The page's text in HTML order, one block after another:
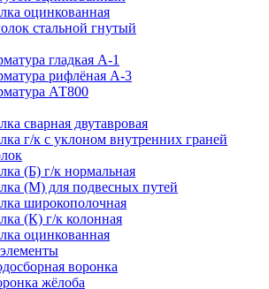
оцинкованная
стальной гнутый
гладкая А-1
рифлёная А-3
АТ800
сварная двутавровая
г/к с уклоном внутренних граней
(Б) г/к нормальная
(М) для подвесных путей
широкополочная
(К) г/к колонная
оцинкованная
воронка
жёлоба